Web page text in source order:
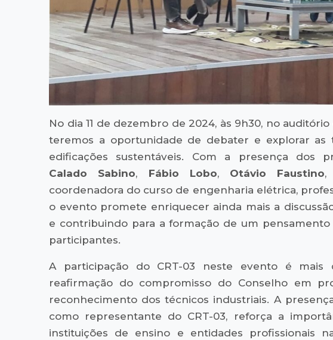
No dia 11 de dezembro de 2024, às 9h30, no
teremos a oportunidade de debater e explorar as
edificações sustentáveis. Com a presença dos
Calado Sabino, Fábio Lobo, Otávio Faustino,
coordenadora do curso de engenharia elétrica,
o evento promete enriquecer ainda mais a
e contribuindo para a formação de um
participantes.
A participação do CRT-03 neste evento é mais
reafirmação do compromisso do Conselho em
reconhecimento dos técnicos industriais. A
como representante do CRT-03, reforça a
instituições de ensino e entidades profissionais